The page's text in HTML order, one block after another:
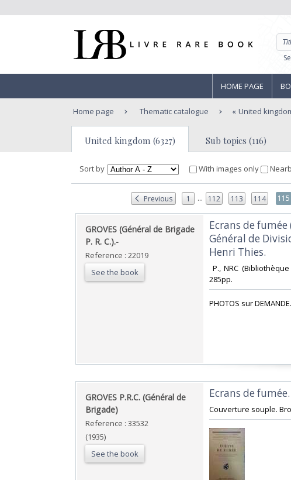
HOME PAGE
Home page Thematic catalogue United
United kingdom (6327) Sub topics (116)
Sort by With images only
Previous 1 ... 112 113 114 115
‎GROVES (Général de Brigade
P. R. C.).-‎
Reference : 22019
See the book
‎Ecrans de
Général de
Henri Thies.‎
P., NRC
285pp. ‎
‎PHOTOS sur
‎GROVES P.R.C. (Général de
Brigade) ‎
Reference : 33532
(1935)
See the book
‎Ecrans de fumée.‎
‎Couverture souple.